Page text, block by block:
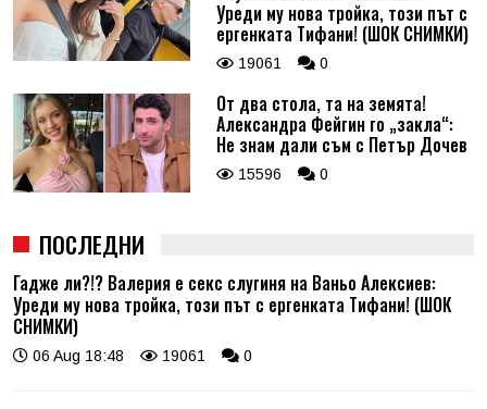
Уреди му нова тройка, този път с
ергенката Тифани! (ШОК СНИМКИ)
19061 0
От два стола, та на земята!
Александра Фейгин го „закла“:
Не знам дали съм с Петър Дочев
15596 0
ПОСЛЕДНИ
Гадже ли?!? Валерия е секс слугиня на Ваньо Алексиев:
Уреди му нова тройка, този път с ергенката Тифани! (ШОК
СНИМКИ)
06 Aug 18:48 19061 0